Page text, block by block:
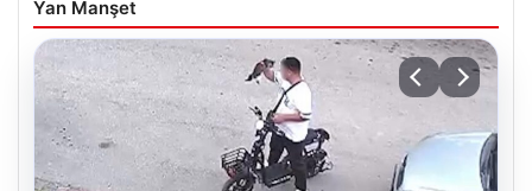
Yan Manşet